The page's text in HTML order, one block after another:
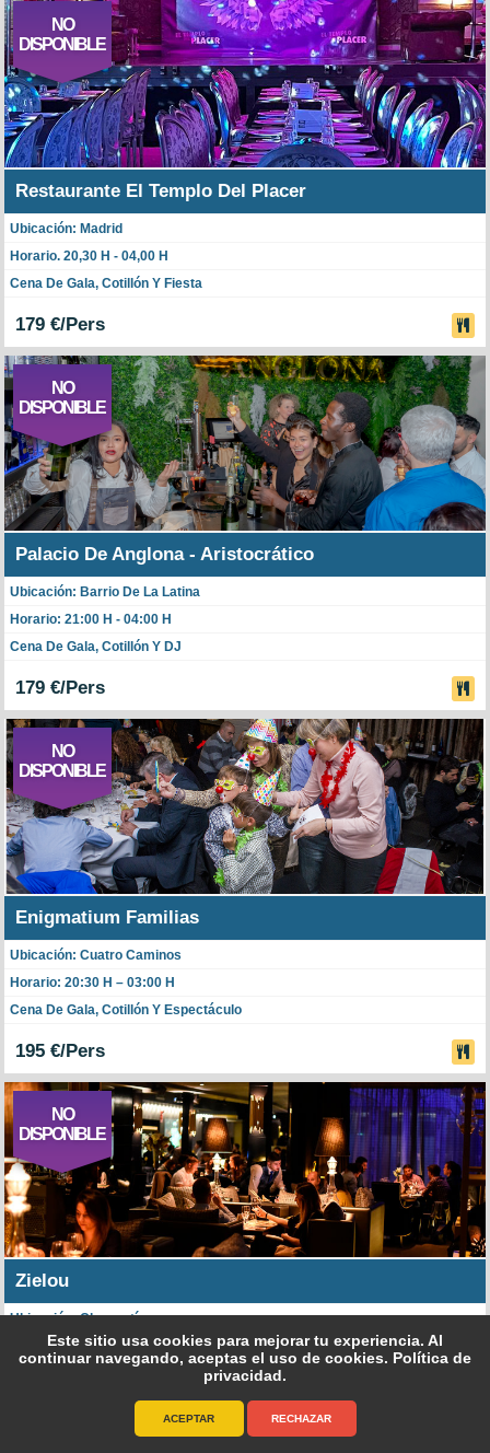
Este sitio usa cookies para mejorar tu experiencia. Al
continuar navegando, aceptas el uso de cookies. Política de
privacidad.
ACEPTAR RECHAZAR
whatsapp
NO
DISPONIBLE
Restaurante El Templo Del Placer
Ubicación: Madrid
Horario. 20,30 H - 04,00 H
Cena De Gala, Cotillón Y Fiesta
179 €/Pers
NO
DISPONIBLE
Palacio De Anglona - Aristocrático
Ubicación: Barrio De La Latina
Horario: 21:00 H - 04:00 H
Cena De Gala, Cotillón Y DJ
179 €/Pers
NO
DISPONIBLE
Enigmatium Familias
Ubicación: Cuatro Caminos
Horario: 20:30 H – 03:00 H
Cena De Gala, Cotillón Y Espectáculo
195 €/Pers
NO
DISPONIBLE
Zielou
Ubicación: Chamartín.
Horario: Hasta Las 05:30.